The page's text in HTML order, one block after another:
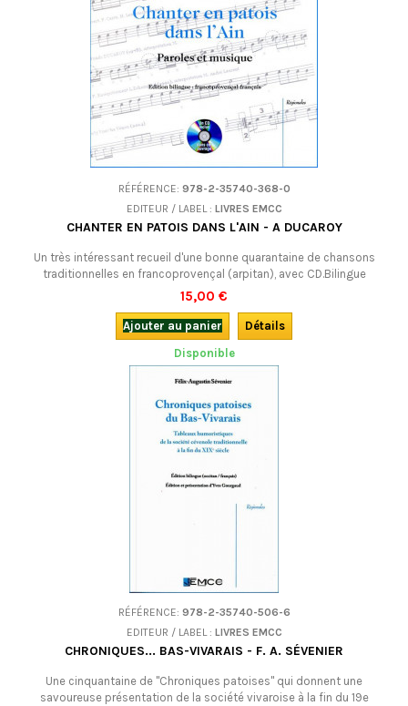
RÉFÉRENCE: 978-2-35740-368-0
EDITEUR / LABEL : LIVRES EMCC
CHANTER EN PATOIS DANS L'AIN - A DUCAROY
Un très intéressant recueil d'une bonne quarantaine de chansons
traditionnelles en francoprovençal (arpitan), avec CD.Bilingue
francoprovençal-français.
15,00 €
Ajouter au panier
Détails
Disponible
RÉFÉRENCE: 978-2-35740-506-6
EDITEUR / LABEL : LIVRES EMCC
CHRONIQUES... BAS-VIVARAIS - F. A. SÉVENIER
Une cinquantaine de "Chroniques patoises" qui donnent une
savoureuse présentation de la société vivaroise à la fin du 19e